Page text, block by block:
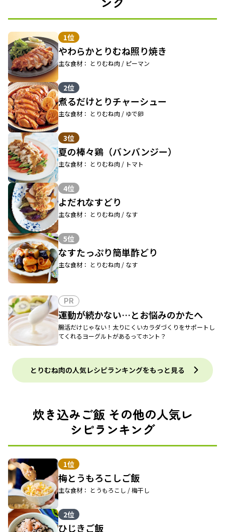
1位
やわらかとりむね照り焼き
主な食材： とりむね肉 / ピーマン
2位
煮るだけとりチャーシュー
主な食材： とりむね肉 / ゆで卵
3位
夏の棒々鶏（バンバンジー）
主な食材： とりむね肉 / トマト
4位
よだれなすどり
主な食材： とりむね肉 / なす
5位
なすたっぷり簡単酢どり
主な食材： とりむね肉 / なす
PR
運動が続かない…とお悩みのかたへ
腸活だけじゃない！太りにくいカラダづくりをサポートし
てくれるヨーグルトがあるってホント？
とりむね肉の人気レシピランキングをもっと見る
炊き込みご飯 その他の人気レ
シピランキング
1位
梅とうもろこしご飯
主な食材： とうもろこし / 梅干し
2位
ひじきご飯